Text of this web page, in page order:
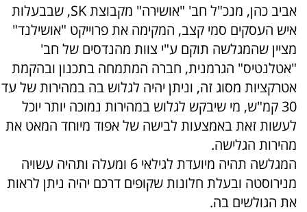
אביב כהן, מנכ"ל חב' "אושירה" מקבוצת SK, שבבעלות
איש העסקים סמי קצב, המקימה את פרוייקט "אושילנד"
מציין שהמגלשה תוקם ע"י צוות מהנדסים של חב'
"אטלנטיס" הגרמנית, חברה המתמחה בתכנון ובהקמת
אטרקציות מסוג זה, וניתן יהיה לגלוש בה במהירות של עד
30 קמ"ש, מי שיבקש לגלוש במהירות נמוכה יותר יוכל
לעשות זאת באמצעות לבישה של אפוד מיוחד המאט את
מהירות הגלישה.
המגלשה תהיה מיועדת לגילאי 6 ומעלה ותהיה עשויה
מנירוסטה ובעלת חלונות שקופים דרכם יהיה ניתן לראות
את הגולשים בה.